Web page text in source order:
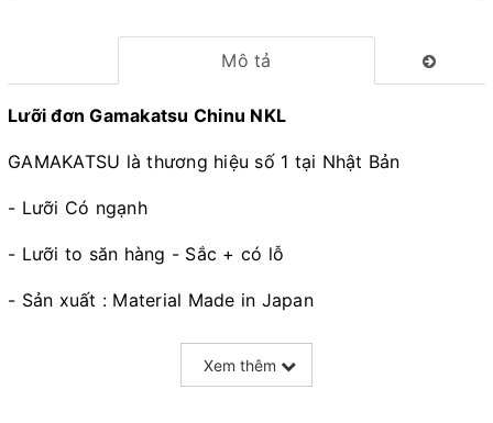
Mô tả
Lưỡi đơn Gamakatsu Chinu NKL
GAMAKATSU là thương hiệu số 1 tại Nhật Bản
- Lưỡi Có ngạnh
- Lưỡi to săn hàng - Sắc + có lỗ
- Sản xuất : Material Made in Japan
- Assembied in China
Xem thêm